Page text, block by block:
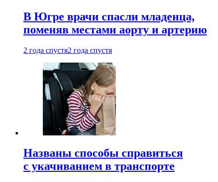
В Югре врачи спасли младенца,
поменяв местами аорту и артерию
2 года спустя2 года спустя
Названы способы справиться
с укачиванием в транспорте